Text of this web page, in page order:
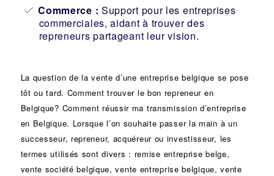
Commerce : Support pour les entreprises
commerciales, aidant à trouver des
repreneurs partageant leur vision.
La question de la vente d’une entreprise belgique se pose
tôt ou tard. Comment trouver le bon repreneur en
Belgique? Comment réussir ma transmission d’entreprise
en Belgique. Lorsque l’on souhaite passer la main à un
successeur, repreneur, acquéreur ou investisseur, les
termes utilisés sont divers : remise entreprise belge,
vente société belgique, vente entreprise belgique, vente